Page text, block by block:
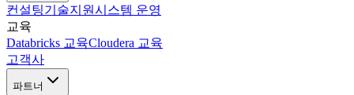
컨설팅기술지원시스템 운영
교육
Databricks 교육Cloudera 교육
고객사
파트너